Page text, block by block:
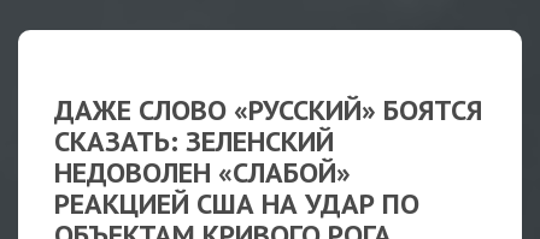
ДАЖЕ СЛОВО «РУССКИЙ» БОЯТСЯ
СКАЗАТЬ: ЗЕЛЕНСКИЙ
НЕДОВОЛЕН «СЛАБОЙ»
РЕАКЦИЕЙ США НА УДАР ПО